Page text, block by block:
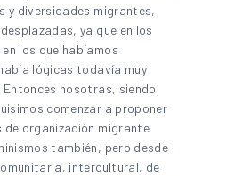
y diversidades migrantes,
ya que en los
los que habíamos
lógicas todavía muy
nosotras, siendo
comenzar a proponer
organización migrante
también, pero desde
intercultural, de